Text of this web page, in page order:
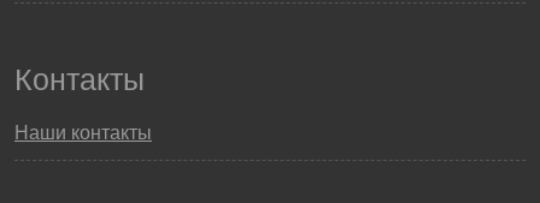
Контакты
Наши контакты